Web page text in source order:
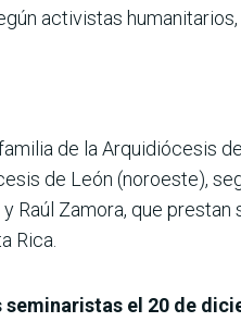
activistas
de la Arquidiócesis
de León (noroeste),
Zamora, que
Rica.
el 20 de